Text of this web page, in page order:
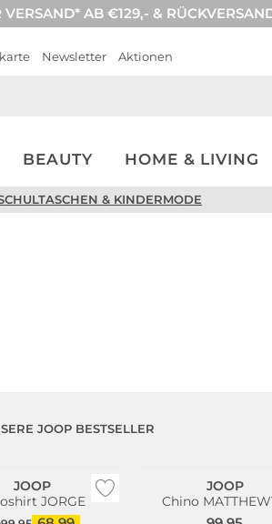
VERSAND* AB €129,- &
Newsletter Aktionen
BEAUTY HOME & LIVING
& KINDERMODE
JOOP BESTSELLER
JOOP
Poloshirt JORGE
JOOP
Chino